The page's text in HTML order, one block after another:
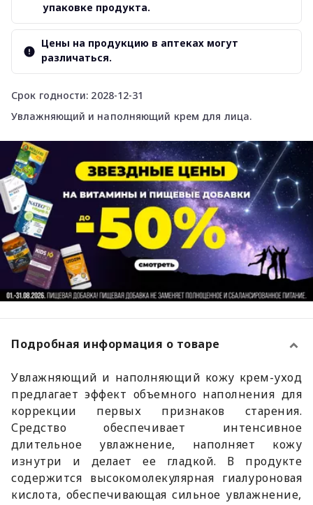
Срок годности: 2028-12-31
Увлажняющий и наполняющий крем для лица.
упаковке продукта.
Цены на продукцию в аптеках могут
различаться.
Подробная информация о товаре
Увлажняющий и наполняющий кожу крем-уход
предлагает эффект объемного наполнения для
коррекции первых признаков старения.
Средство обеспечивает интенсивное
длительное увлажнение, наполняет кожу
изнутри и делает ее гладкой. В продукте
содержится высокомолекулярная гиалуроновая
кислота, обеспечивающая сильное увлажнение,